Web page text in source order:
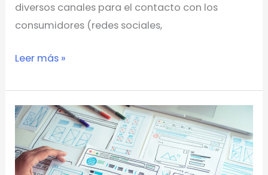
diversos canales para el contacto con los
consumidores (redes sociales,
Leer más »
Diferencias
entre
UX
y